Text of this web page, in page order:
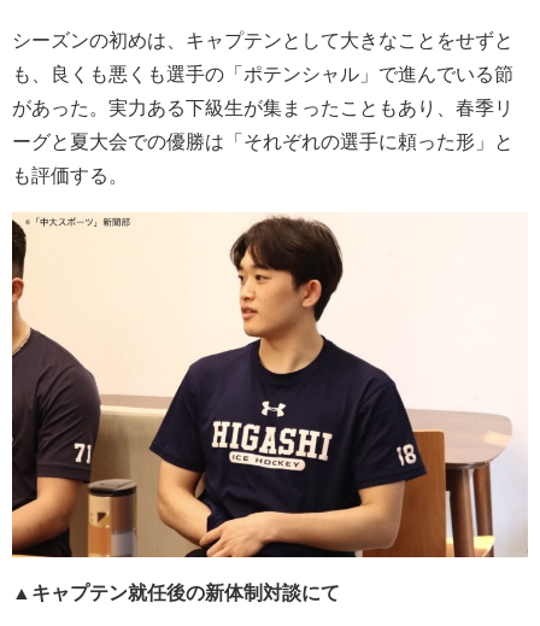
シーズンの初めは、キャプテンとして大きなことをせずと
も、良くも悪くも選手の「ポテンシャル」で進んでいる節
があった。実力ある下級生が集まったこともあり、春季リ
ーグと夏大会での優勝は「それぞれの選手に頼った形」と
も評価する。
▲キャプテン就任後の新体制対談にて